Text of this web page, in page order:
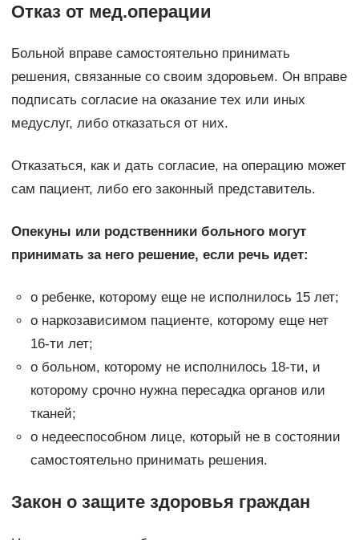
Отказ от мед.операции
Больной вправе самостоятельно принимать
решения, связанные со своим здоровьем. Он вправе
подписать согласие на оказание тех или иных
медуслуг, либо отказаться от них.
Отказаться, как и дать согласие, на операцию может
сам пациент, либо его законный представитель.
Опекуны или родственники больного могут
принимать за него решение, если речь идет:
о ребенке, которому еще не исполнилось 15 лет;
о наркозависимом пациенте, которому еще нет
16-ти лет;
о больном, которому не исполнилось 18-ти, и
которому срочно нужна пересадка органов или
тканей;
о недееспособном лице, который не в состоянии
самостоятельно принимать решения.
Закон о защите здоровья граждан